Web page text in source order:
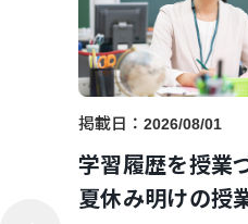
掲載日： 2026/08/01
学習履歴を授業
夏休み明けの授